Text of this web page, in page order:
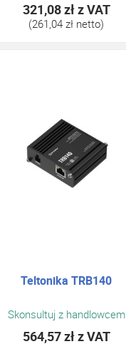
321,08 złz VAT
(261,04 zł netto)
Teltonika TRB140
Skonsultuj z handlowcem
564,57 złz VAT